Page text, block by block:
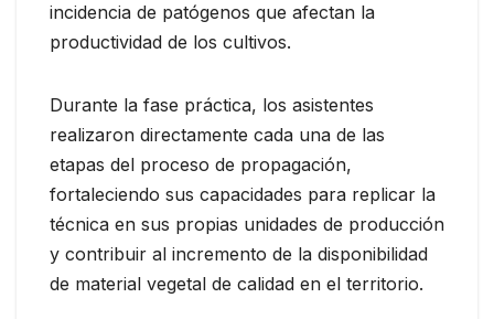
incidencia de patógenos que afectan la
productividad de los cultivos.
Durante la fase práctica, los asistentes
realizaron directamente cada una de las
etapas del proceso de propagación,
fortaleciendo sus capacidades para replicar la
técnica en sus propias unidades de producción
y contribuir al incremento de la disponibilidad
de material vegetal de calidad en el territorio.